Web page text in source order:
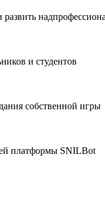
и студентов
собственной игры
платформы SNILBot